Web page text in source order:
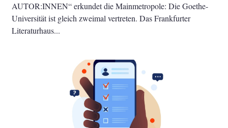
AUTOR:INNEN“ erkundet die Mainmetropole: Die Goethe-
Universität ist gleich zweimal vertreten. Das Frankfurter
Literaturhaus